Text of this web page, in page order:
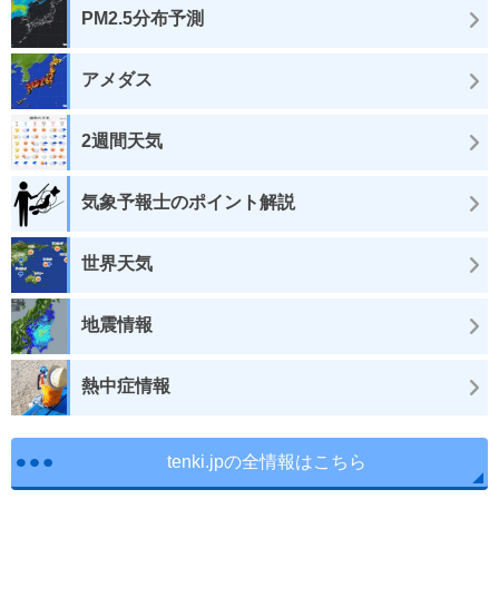
PM2.5分布予測
アメダス
2週間天気
気象予報士のポイント解説
世界天気
地震情報
熱中症情報
tenki.jpの全情報はこちら